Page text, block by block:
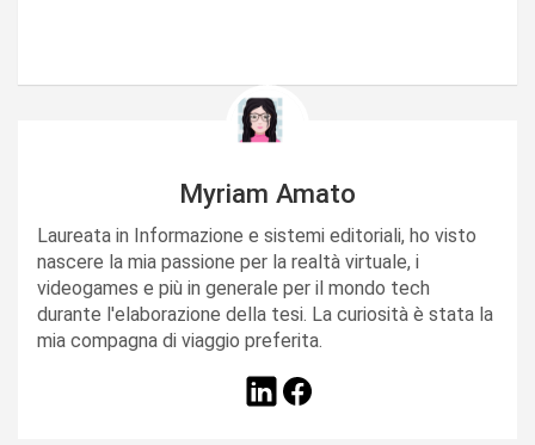
Myriam Amato
Laureata in Informazione e sistemi editoriali, ho visto
nascere la mia passione per la realtà virtuale, i
videogames e più in generale per il mondo tech
durante l'elaborazione della tesi. La curiosità è stata la
mia compagna di viaggio preferita.